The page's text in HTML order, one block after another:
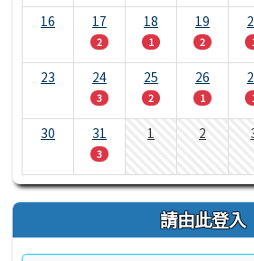
16 17
2
18
1
19
2
23 24
3
25
2
26
1
30 31
3
1 2
請由此登入